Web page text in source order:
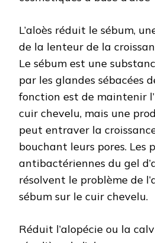
L’aloès réduit le sébum,
de la lenteur de la
Le sébum est une
par les glandes sébacées
fonction est de maintenir
cuir chevelu, mais une
peut entraver la
bouchant leurs pores. Les
antibactériennes du gel
résolvent le problème de
sébum sur le cuir chevelu.
Réduit l’alopécie ou la